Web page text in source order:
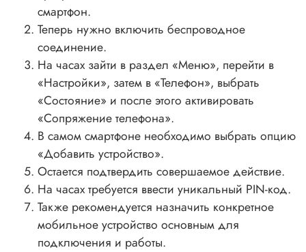
смартфон.
Теперь нужно включить беспроводное
соединение.
На часах зайти в раздел «Меню», перейти в
«Настройки», затем в «Телефон», выбрать
«Состояние» и после этого активировать
«Сопряжение телефона».
В самом смартфоне необходимо выбрать опцию
«Добавить устройство».
Остается подтвердить совершаемое действие.
На часах требуется ввести уникальный PIN-код.
Также рекомендуется назначить конкретное
мобильное устройство основным для
подключения и работы.